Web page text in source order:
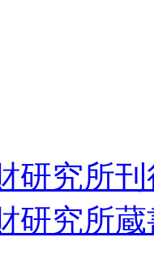
研究所
研究所